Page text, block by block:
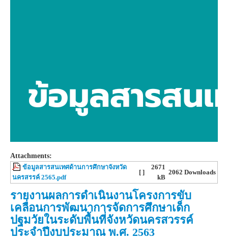
Attachments:
ข้อมูลสารสนเทศด้านการศึกษาจังหวัด
นครสรรค์ 2565.pdf
[ ]
2671
kB
2062 Downloads
รายงานผลการดำเนินงานโครงการขับ
เคลื่อนการพัฒนาการจัดการศึกษาเด็ก
ปฐมวัยในระดับพื้นที่จังหวัดนครสวรรค์
ประจำปีงบประมาณ พ.ศ. 2563